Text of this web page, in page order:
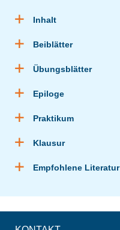
Inhalt
Beiblätter
Übungsblätter
Epiloge
Praktikum
Klausur
Empfohlene Literatur